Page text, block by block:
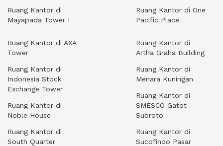
Ruang Kantor di
Mayapada Tower I
Ruang Kantor di One
Pacific Place
Ruang Kantor di AXA
Tower
Ruang Kantor di
Indonesia Stock
Exchange Tower
Ruang Kantor di
Noble House
Ruang Kantor di
South Quarter
Ruang Kantor di
Artha Graha Building
Ruang Kantor di
Menara Kuningan
Ruang Kantor di
SMESCO Gatot
Subroto
Ruang Kantor di
Sucofindo Pasar